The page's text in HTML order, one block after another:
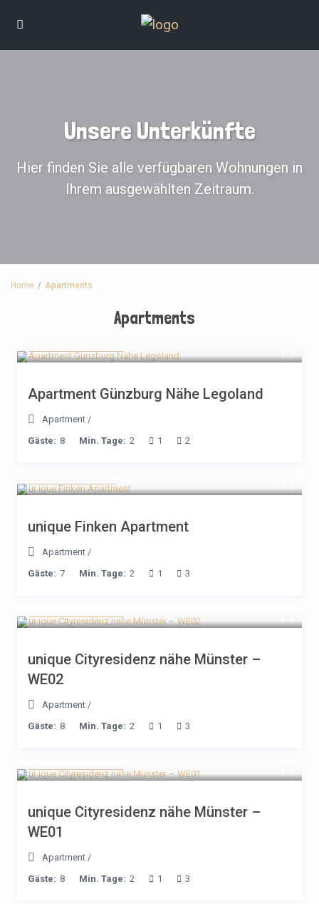
Unsere Unterkünfte
Hier finden Sie alle verfügbaren Wohnungen in
Ihrem ausgewählten Zeitraum.
Home Apartments
Apartments
Apartment Günzburg Nähe Legoland
Apartment /
Gäste: 8 Min. Tage: 2 1 2
unique Finken Apartment
Apartment /
Gäste: 7 Min. Tage: 2 1 3
unique Cityresidenz nähe Münster –
WE02
Apartment /
Gäste: 8 Min. Tage: 2 1 3
unique Cityresidenz nähe Münster –
WE01
Apartment /
Gäste: 8 Min. Tage: 2 1 3